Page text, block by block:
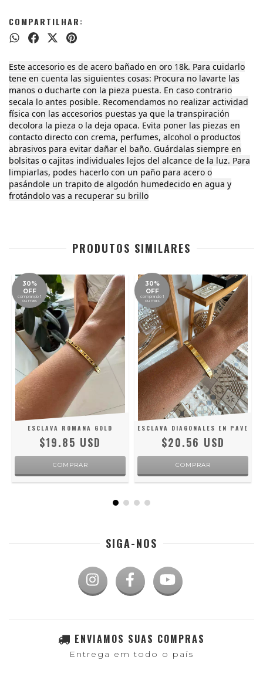
COMPARTILHAR:
Este accesorio es de acero bañado en oro 18k. Para cuidarlo
tene en cuenta las siguientes cosas: Procura no lavarte las
manos o ducharte con la pieza puesta. En caso contrario
secala lo antes posible. Recomendamos no realizar actividad
física con las accesorios puestas ya que la transpiración
decolora la pieza o la deja opaca. Evita poner las piezas en
contacto directo con crema, perfumes, alcohol o productos
abrasivos para evitar dañar el baño. Guárdalas siempre en
bolsitas o cajitas individuales lejos del alcance de la luz. Para
limpiarlas, podes hacerlo con un paño para acero o
pasándole un trapito de algodón humedecido en agua y
frotándolo vas a recuperar su brillo
PRODUTOS SIMILARES
30%
OFF
comprando 1
ou mais
ESCLAVA ROMANA GOLD
$19.85 USD
30%
OFF
comprando 1
ou mais
ESCLAVA DIAGONALES EN PAVE
$20.56 USD
SIGA-NOS
ENVIAMOS SUAS COMPRAS
Entrega em todo o país